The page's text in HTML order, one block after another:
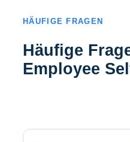
HÄUFIGE FRAGEN
Häufige
Employee